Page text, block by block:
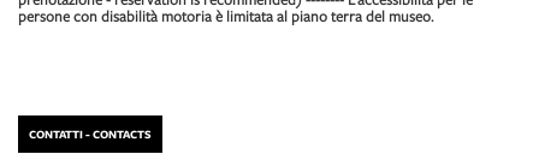
persone con disabilità motoria è limitata al piano terra del museo.
CONTATTI - CONTACTS